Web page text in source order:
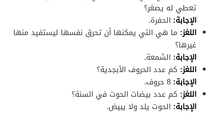
تعطي له يصغر؟
الإجابة: الحفرة.
اللغز: ما هي التي يمكنها أن تحرق نفسها ليستفيد منها
غيرها؟
الإجابة: الشمعة.
اللغز: كم عدد الحروف الأبجدية؟
الإجابة:
اللغز: كم عدد بيضات الحوت في السنة؟
الإجابة: الحوت يلد ولا يبيض.